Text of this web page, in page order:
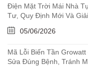
Điện Mặt Trời Mái Nhà
Tư, Quy Định Mới Và
05/06/2026
Mã Lỗi Biến Tần
Sửa Đúng Bệnh, Tránh